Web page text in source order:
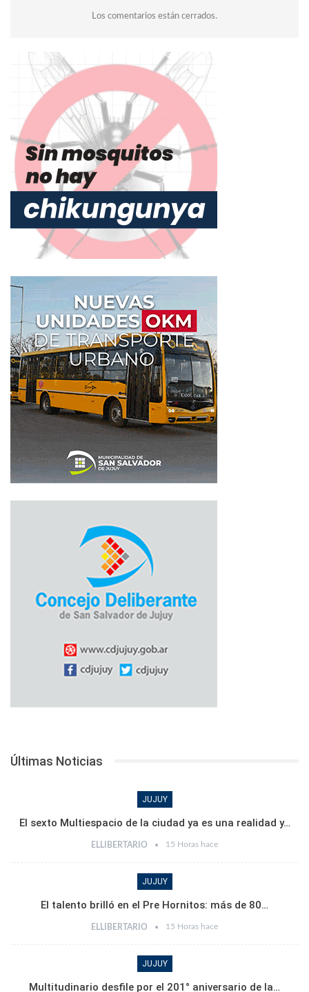
Los comentarios están cerrados.
Últimas Noticias
JUJUY
El sexto Multiespacio de la ciudad ya es una realidad y…
ELLIBERTARIO 15 Horas hace
JUJUY
El talento brilló en el Pre Hornitos: más de 80…
ELLIBERTARIO 15 Horas hace
JUJUY
Multitudinario desfile por el 201° aniversario de la…